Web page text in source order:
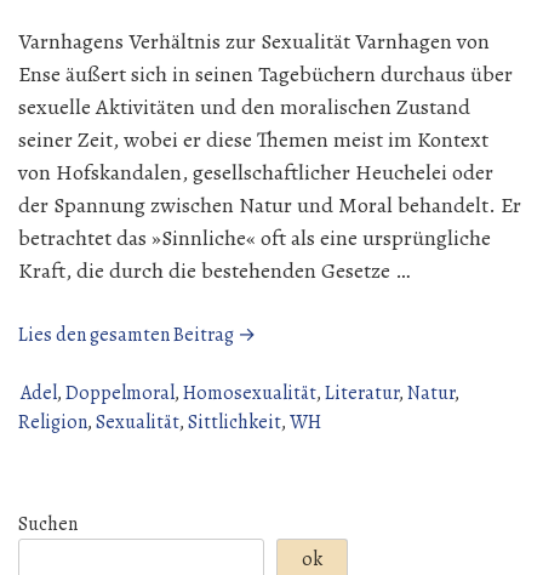
Varnhagens Verhältnis zur Sexualität Varnhagen von
Ense äußert sich in seinen Tagebüchern durchaus über
sexuelle Aktivitäten und den moralischen Zustand
seiner Zeit, wobei er diese Themen meist im Kontext
von Hofskandalen, gesellschaftlicher Heuchelei oder
der Spannung zwischen Natur und Moral behandelt. Er
betrachtet das »Sinnliche« oft als eine ursprüngliche
Kraft, die durch die bestehenden Gesetze …
Lies den gesamten Beitrag →
Sexualität
|
Adel,Doppelmoral,Homosexualität,Literatur,Natur,
Religion,Sexualität,Sittlichkeit,WH
Suchen
ok